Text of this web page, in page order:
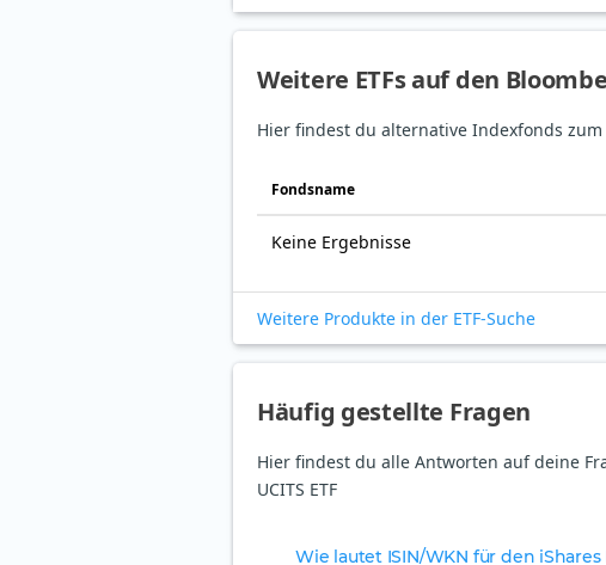
Weitere ETFs auf den
Hier findest du alternative Indexfonds zum
Fonds­name
Keine Ergebnisse
Weitere Produkte in der ETF-Suche
Häufig gestellte Fragen
Hier findest du alle Antworten auf deine
UCITS ETF
Wie lautet ISIN/WKN für den